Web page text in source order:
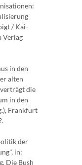
/ Kai-
Verlag
in den
alten
die
in den
Frankfurt
der
in:
Die Bush